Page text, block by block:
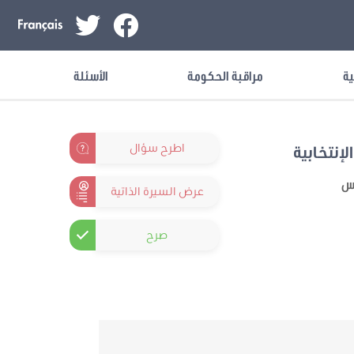
مراقبة الحكومة الأسئلة
اطرح سؤال
عرض السيرة الذاتية
صرح